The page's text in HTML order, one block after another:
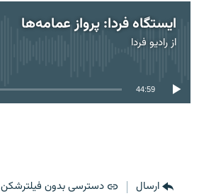
ایستگاه فردا: پرواز عمامه‌ها
ازرادیو فردا
44:59
ارسال دسترسی بدون فیلترشکن